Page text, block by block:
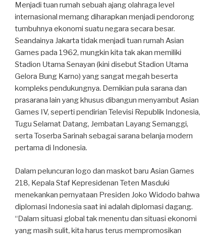
Menjadi tuan rumah sebuah ajang olahraga level
internasional memang diharapkan menjadi pendorong
tumbuhnya ekonomi suatu negara secara besar.
Seandainya Jakarta tidak menjadi tuan rumah Asian
Games pada 1962, mungkin kita tak akan memiliki
Stadion Utama Senayan (kini disebut Stadion Utama
Gelora Bung Karno) yang sangat megah beserta
kompleks pendukungnya. Demikian pula sarana dan
prasarana lain yang khusus dibangun menyambut Asian
Games IV, seperti pendirian Televisi Republik Indonesia,
Tugu Selamat Datang, Jembatan Layang Semanggi,
serta Toserba Sarinah sebagai sarana belanja modern
pertama di Indonesia.
Dalam peluncuran logo dan maskot baru Asian Games
218, Kepala Staf Kepresidenan Teten Masduki
menekankan pernyataan Presiden Joko Widodo bahwa
diplomasi Indonesia saat ini adalah diplomasi dagang.
“Dalam situasi global tak menentu dan situasi ekonomi
yang masih sulit, kita harus terus mempromosikan